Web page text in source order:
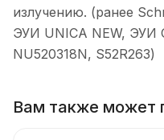
излучению. (ранее
ЭУИ UNICA NEW, ЭУИ
NU520318N, S52R263)
Вам также может